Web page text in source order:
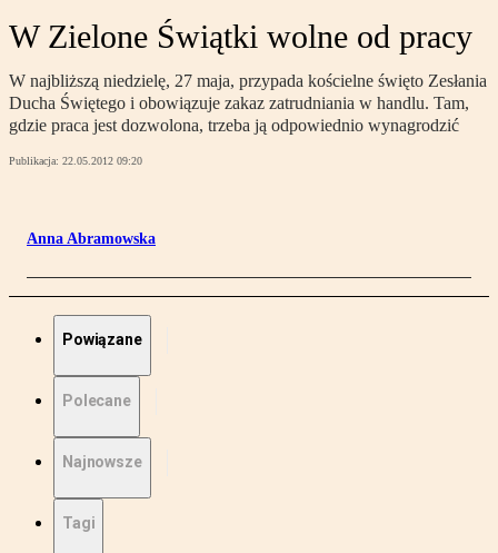
W Zielone Świątki wolne od pracy
W najbliższą niedzielę, 27 maja, przypada kościelne święto Zesłania
Ducha Świętego i obowiązuje zakaz zatrudniania w handlu. Tam,
gdzie praca jest dozwolona, trzeba ją odpowiednio wynagrodzić
Publikacja: 22.05.2012 09:20
Anna Abramowska
Powiązane
Polecane
Najnowsze
Tagi